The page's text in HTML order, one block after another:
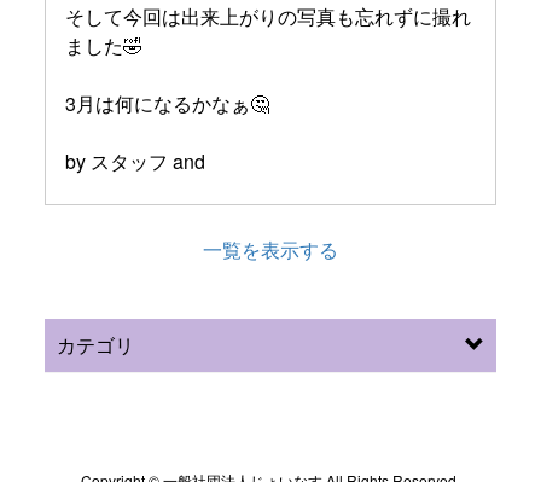
そして今回は出来上がりの写真も忘れずに撮れ
ました🤣
3月は何になるかなぁ🤔
by スタッフ and
一覧を表示する
カテゴリ